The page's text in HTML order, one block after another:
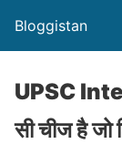
Bloggistan
UPSC
सी चीज है